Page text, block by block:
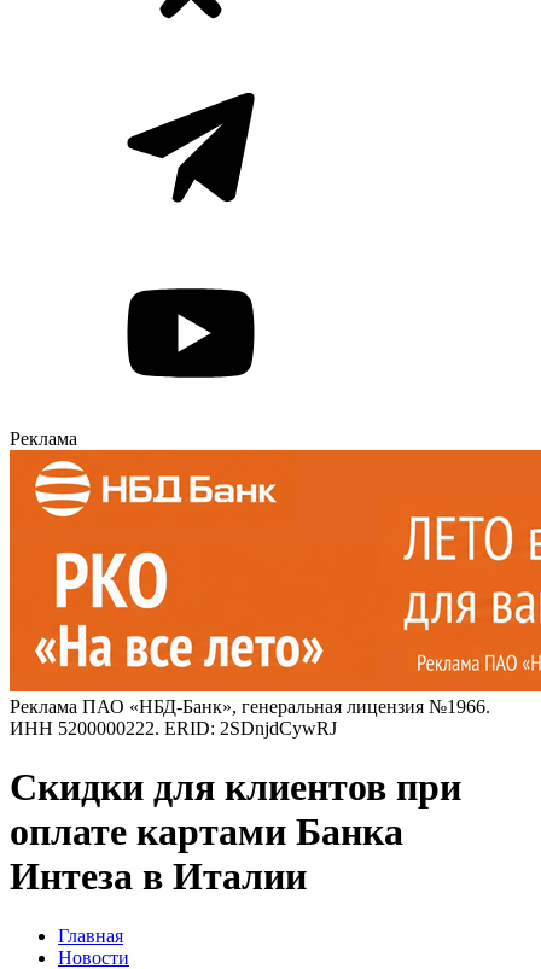
Реклама
Реклама ПАО «НБД-Банк», генеральная лицензия №1966.
ИНН 5200000222. ERID: 2SDnjdCywRJ
Скидки для клиентов при
оплате картами Банка
Интеза в Италии
Главная
Новости